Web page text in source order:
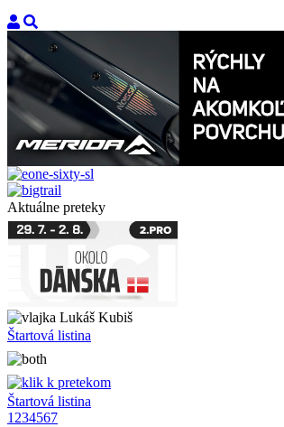
Aktuálne preteky
Lukáš Kubiš
Štartová listina
Štartová listina
1 234567